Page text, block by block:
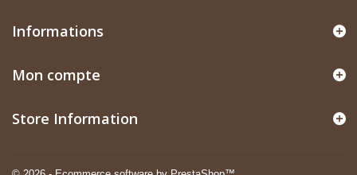
Informations
Mon compte
Store Information